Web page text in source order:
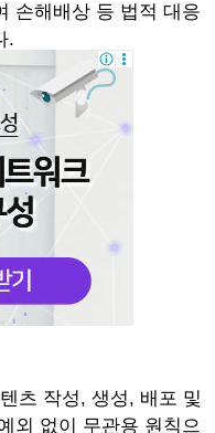
손해배상 등 법적 대응
.
츠 작성, 생성, 배포 및
외 없이 무관용 원칙으